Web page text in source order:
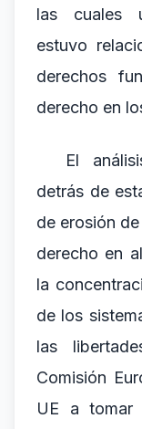
las cuales
estuvo
derechos
derecho en
El
detrás de
de erosión
derecho en
la
de los
las
Comisión
UE a tomar